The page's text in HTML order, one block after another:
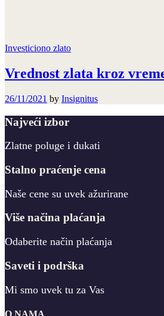
Investiciono zlato
Vrednost zlata kroz
26/11/2021 by Insignitus
Najveći izbor
Zlatne poluge i dukati
Stalno praćenje cena
Naše cene su uvek ažurirane
Više načina plaćanja
Odaberite način plaćanja
Saveti i podrška
Mi smo uvek tu za Vas
O NAMA